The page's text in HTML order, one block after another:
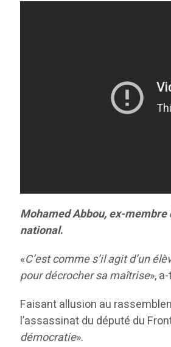
Mohamed Abbou, ex-
national.
«C’est comme s’il agit d’un
pour décrocher sa maîtrise»,
Faisant allusion au
l’assassinat du député du
démocratie».